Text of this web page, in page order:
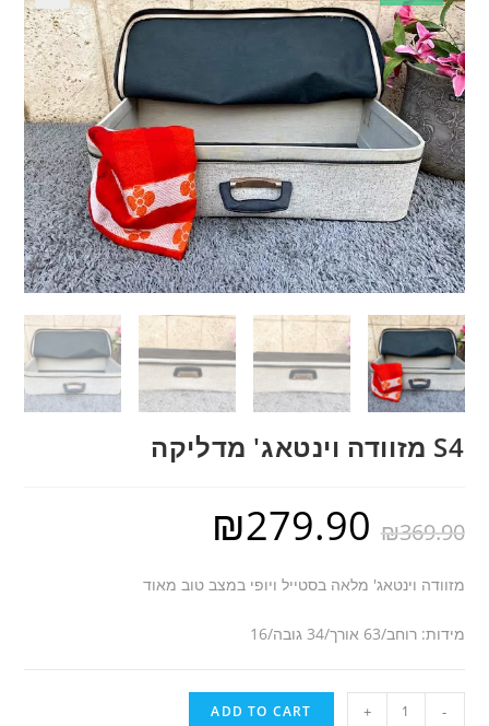
S4 מזוודה וינטאג' מדליקה
₪369.90
₪279.90
מזוודה וינטאג' מלאה בסטייל ויופי במצב טוב מאוד
מידות: רוחב/63 אורך/34 גובה/16
-
+
ADD TO CART